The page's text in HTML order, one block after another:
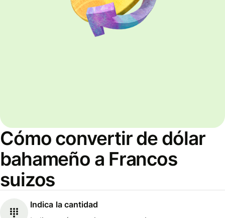
Cómo convertir de dólar
bahameño a Francos
suizos
Indica la cantidad